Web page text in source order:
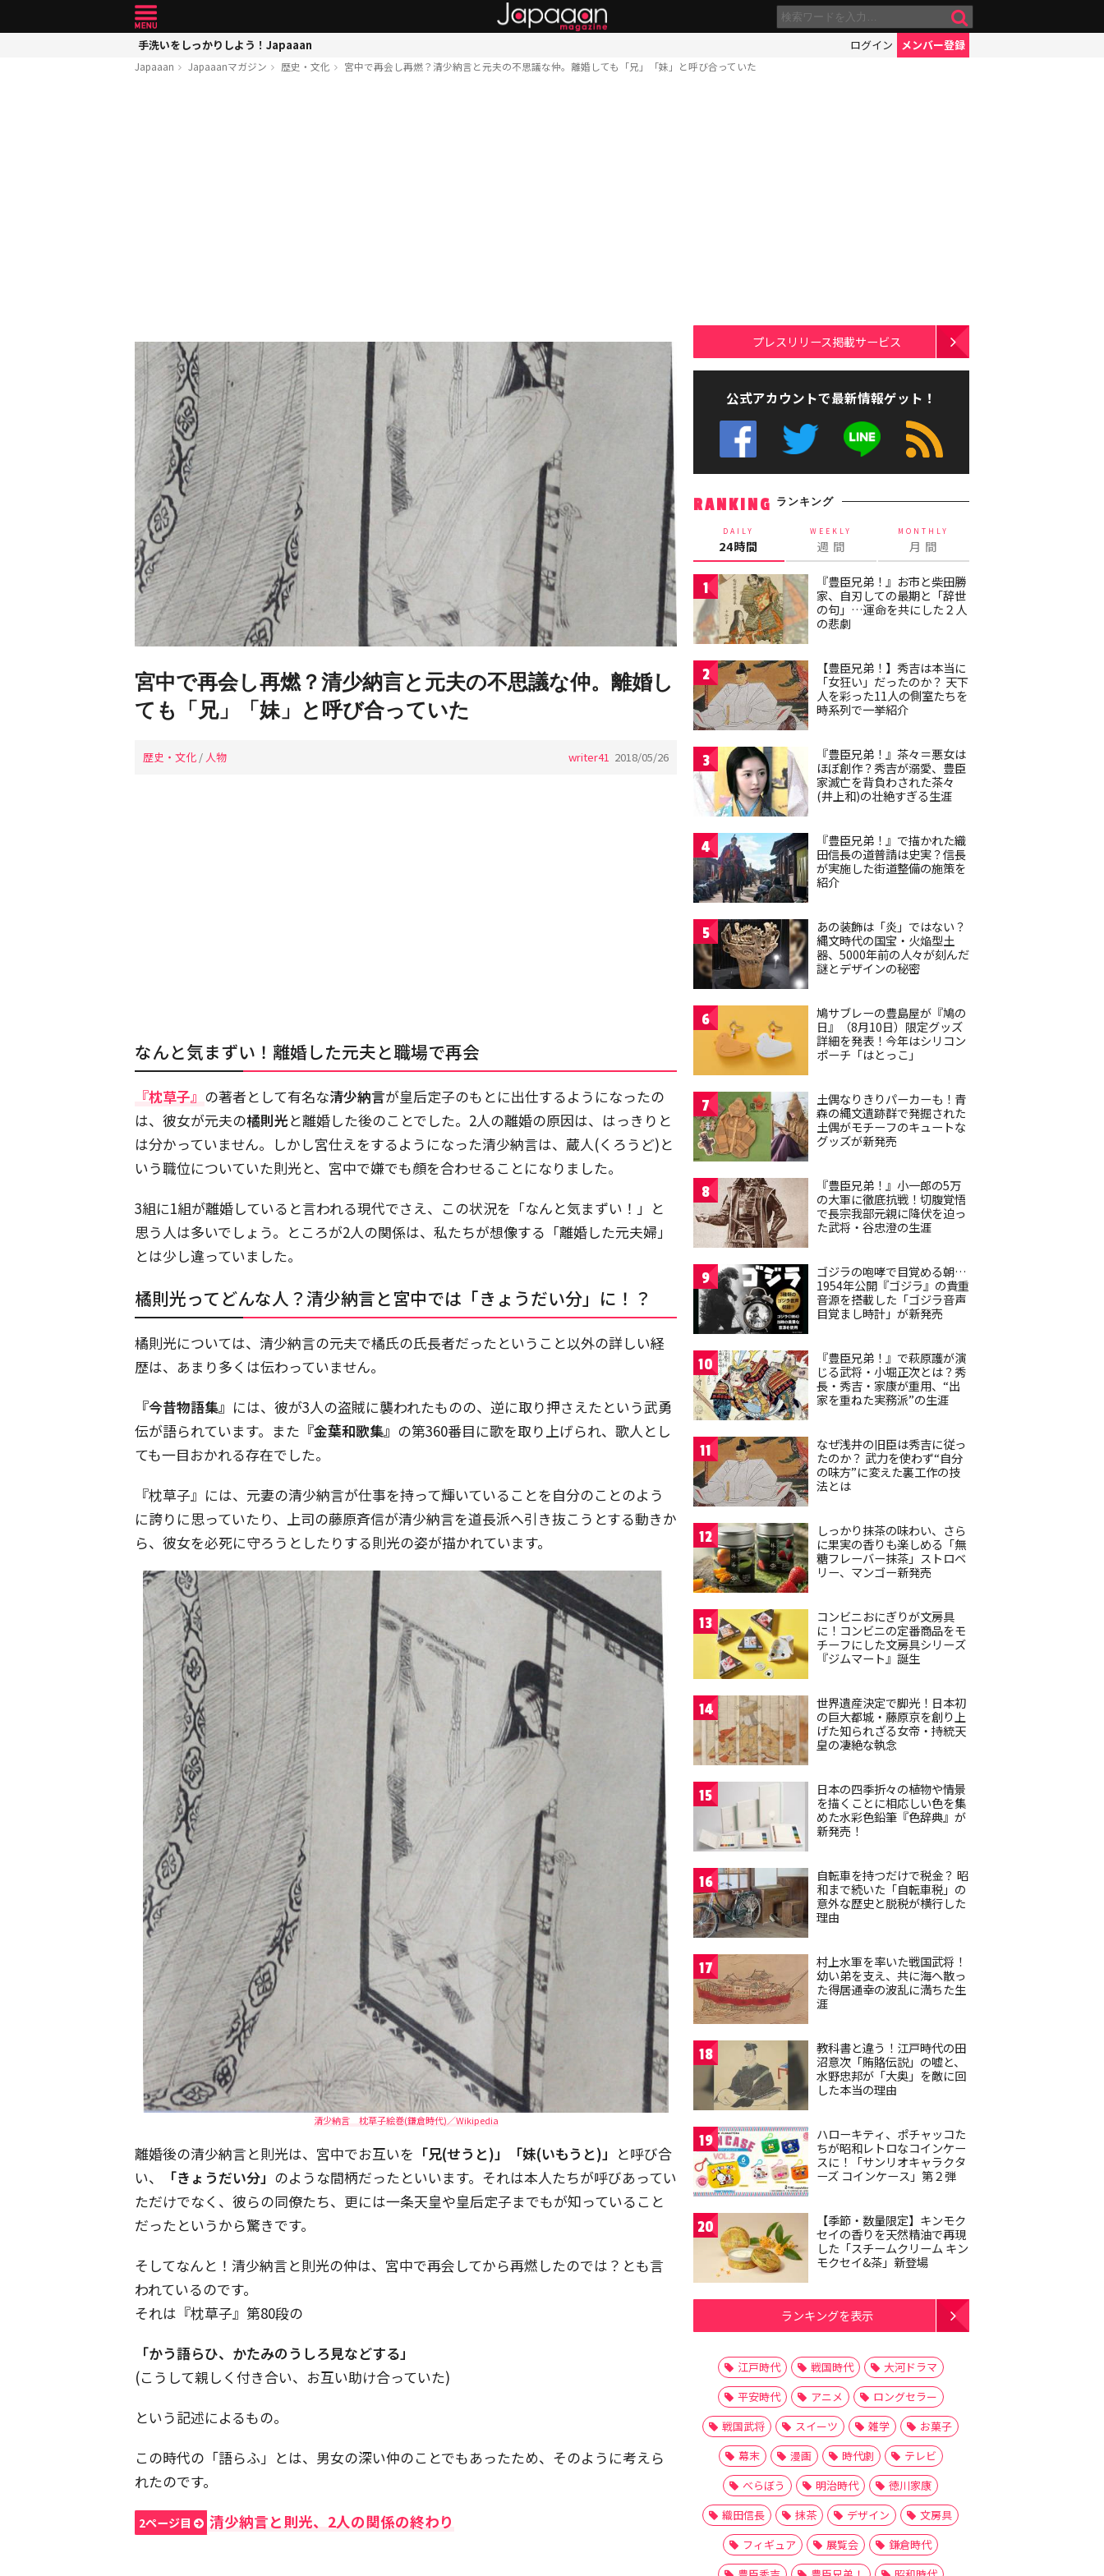
手洗いをしっかりしよう！Japaaan ログイン メンバー登録
Japaaan Japaaanマガジン 歴史・文化 宮中で再会し再燃？清少納言と元夫の不思議な仲。離婚しても「兄」「妹」と呼び合っていた
宮中で再会し再燃？清少納言と元夫の不思議な仲。離婚し
ても「兄」「妹」と呼び合っていた
歴史・文化 / 人物 writer41 2018/05/26
なんと気まずい！離婚した元夫と職場で再会
『枕草子』 の著者として有名な清少納言が皇后定子のもとに出仕するようになったの
は、彼女が元夫の橘則光と離婚した後のことでした。2人の離婚の原因は、はっきりと
は分かっていません。しかし宮仕えをするようになった清少納言は、蔵人(くろうど)と
いう職位についていた則光と、宮中で嫌でも顔を合わせることになりました。
3組に1組が離婚していると言われる現代でさえ、この状況を「なんと気まずい！」と
思う人は多いでしょう。ところが2人の関係は、私たちが想像する「離婚した元夫婦」
とは少し違っていました。
橘則光ってどんな人？清少納言と宮中では「きょうだい分」に！？
橘則光については、清少納言の元夫で橘氏の氏長者だったということ以外の詳しい経
歴は、あまり多くは伝わっていません。
『今昔物語集』 には、彼が3人の盗賊に襲われたものの、逆に取り押さえたという武勇
伝が語られています。また 『金葉和歌集』 の第360番目に歌を取り上げられ、歌人とし
ても一目おかれる存在でした。
『枕草子』には、元妻の清少納言が仕事を持って輝いていることを自分のことのよう
に誇りに思っていたり、上司の藤原斉信が清少納言を道長派へ引き抜こうとする動きか
ら、彼女を必死に守ろうとしたりする則光の姿が描かれています。
清少納言 枕草子絵巻(鎌倉時代)／Wikipedia
離婚後の清少納言と則光は、宮中でお互いを 「兄(せうと)」「妹(いもうと)」 と呼び合
い、
「きょうだい分」 のような間柄だったといいます。それは本人たちが呼びあってい
ただけでなく、彼らの同僚たち、更には一条天皇や皇后定子までもが知っていること
だったというから驚きです。
そしてなんと！清少納言と則光の仲は、宮中で再会してから再燃したのでは？とも言
われているのです。
それは『枕草子』第80段の
「かう語らひ、かたみのうしろ見などする」
(こうして親しく付き合い、お互い助け合っていた)
という記述によるもの。
この時代の「語らふ」とは、男女の深い仲のことでもあったため、そのように考えら
れたのです。
2ページ目 清少納言と則光、2人の関係の終わり
プレスリリース掲載サービス
公式アカウントで最新情報ゲット！
RANKING ランキング
DAILY
24時間
WEEKLY
週 間
MONTHLY
月 間
1
『豊臣兄弟！』お市と柴田勝
家、自刃しての最期と「辞世
の句」…運命を共にした２人
の悲劇
2
【豊臣兄弟！】秀吉は本当に
「女狂い」だったのか？ 天下
人を彩った11人の側室たちを
時系列で一挙紹介
3
『豊臣兄弟！』茶々＝悪女は
ほぼ創作？秀吉が溺愛、豊臣
家滅亡を背負わされた茶々
(井上和)の壮絶すぎる生涯
4
『豊臣兄弟！』で描かれた織
田信長の道普請は史実？信長
が実施した街道整備の施策を
紹介
5
あの装飾は「炎」ではない？
縄文時代の国宝・火焔型土
器、5000年前の人々が刻んだ
謎とデザインの秘密
6
鳩サブレーの豊島屋が『鳩の
日』（8月10日）限定グッズ
詳細を発表！今年はシリコン
ポーチ「はとっこ」
7
土偶なりきりパーカーも！青
森の縄文遺跡群で発掘された
土偶がモチーフのキュートな
グッズが新発売
8
『豊臣兄弟！』小一郎の5万
の大軍に徹底抗戦！切腹覚悟
で長宗我部元親に降伏を迫っ
た武将・谷忠澄の生涯
9
ゴジラの咆哮で目覚める朝…
1954年公開『ゴジラ』の貴重
音源を搭載した「ゴジラ音声
目覚まし時計」が新発売
10
『豊臣兄弟！』で萩原護が演
じる武将・小堀正次とは？秀
長・秀吉・家康が重用、“出
家を重ねた実務派”の生涯
11
なぜ浅井の旧臣は秀吉に従っ
たのか？ 武力を使わず“自分
の味方”に変えた裏工作の技
法とは
12
しっかり抹茶の味わい、さら
に果実の香りも楽しめる「無
糖フレーバー抹茶」ストロベ
リー、マンゴー新発売
13
コンビニおにぎりが文房具
に！コンビニの定番商品をモ
チーフにした文房具シリーズ
『ジムマート』誕生
14
世界遺産決定で脚光！日本初
の巨大都城・藤原京を創り上
げた知られざる女帝・持統天
皇の凄絶な執念
15
日本の四季折々の植物や情景
を描くことに相応しい色を集
めた水彩色鉛筆『色辞典』が
新発売！
16
自転車を持つだけで税金？ 昭
和まで続いた「自転車税」の
意外な歴史と脱税が横行した
理由
17
村上水軍を率いた戦国武将！
幼い弟を支え、共に海へ散っ
た得居通幸の波乱に満ちた生
涯
18
教科書と違う！江戸時代の田
沼意次「賄賂伝説」の嘘と、
水野忠邦が「大奥」を敵に回
した本当の理由
19
ハローキティ、ポチャッコた
ちが昭和レトロなコインケー
スに！「サンリオキャラクタ
ーズ コインケース」第２弾
20
【季節・数量限定】キンモク
セイの香りを天然精油で再現
した「スチームクリーム キン
モクセイ&茶」新登場
ランキングを表示
江戸時代 戦国時代
大河ドラマ
平安時代
アニメ
ロングセラー
戦国武将
スイーツ 雑学
お菓子
幕末
漫画 時代劇
テレビ
べらぼう
明治時代
徳川家康
織田信長
抹茶 デザイン
文房具
フィギュア
展覧会
鎌倉時代